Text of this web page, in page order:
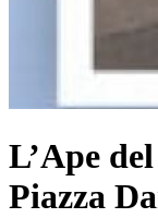
L’Ape
Piazza